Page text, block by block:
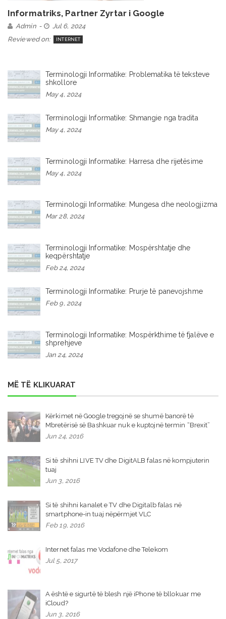
Informatriks, Partner Zyrtar i Google
Admin
Jul 6, 2024
Reviewed on:
INTERNET
Terminologji Informatike: Problematika të teksteve
shkollore
May 4, 2024
Terminologji Informatike: Shmangie nga tradita
May 4, 2024
Terminologji Informatike: Harresa dhe rijetësime
May 4, 2024
Terminologji Informatike: Mungesa dhe neologjizma
Mar 28, 2024
Terminologji Informatike: Mospërshtatje dhe
keqpërshtatje
Feb 24, 2024
Terminologji Informatike: Prurje të panevojshme
Feb 9, 2024
Terminologji Informatike: Mospërkthime të fjalëve e
shprehjeve
Jan 24, 2024
MË TË KLIKUARAT
Kërkimet në Google tregojnë se shumë banorë të
Mbretërisë së Bashkuar nuk e kuptojnë termin “Brexit”
Jun 24, 2016
Si të shihni LIVE TV dhe DigitALB falas në kompjuterin
tuaj
Jun 3, 2016
Si të shihni kanalet e TV dhe Digitalb falas në
smartphone-in tuaj nëpërmjet VLC
Feb 19, 2016
Internet falas me Vodafone dhe Telekom
Jul 5, 2017
A është e sigurtë të blesh një iPhone të bllokuar me
iCloud?
Jun 3, 2016